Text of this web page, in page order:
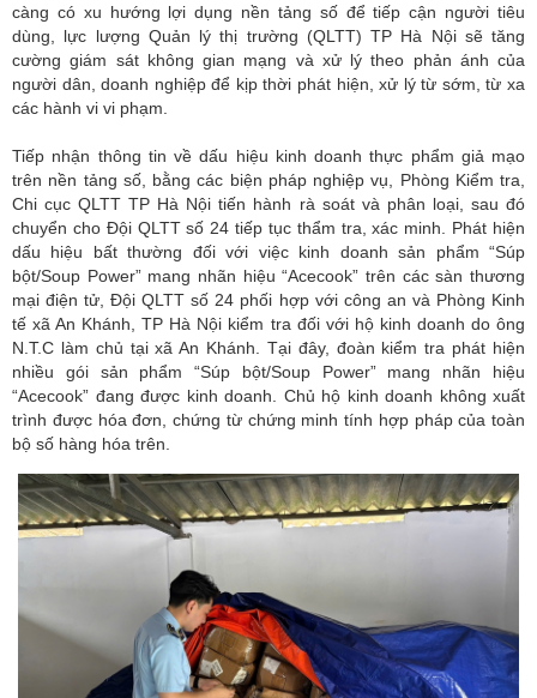
càng có xu hướng lợi dụng nền tảng số để tiếp cận người tiêu
dùng, lực lượng Quản lý thị trường (QLTT) TP Hà Nội sẽ tăng
cường giám sát không gian mạng và xử lý theo phản ánh của
người dân, doanh nghiệp để kịp thời phát hiện, xử lý từ sớm, từ xa
các hành vi vi phạm.
Tiếp nhận thông tin về dấu hiệu kinh doanh thực phẩm giả mạo
trên nền tảng số, bằng các biện pháp nghiệp vụ, Phòng Kiểm tra,
Chi cục QLTT TP Hà Nội tiến hành rà soát và phân loại, sau đó
chuyển cho Đội QLTT số 24 tiếp tục thẩm tra, xác minh. Phát hiện
dấu hiệu bất thường đối với việc kinh doanh sản phẩm “Súp
bột/Soup Power” mang nhãn hiệu “Acecook” trên các sàn thương
mại điện tử, Đội QLTT số 24 phối hợp với công an và Phòng Kinh
tế xã An Khánh, TP Hà Nội kiểm tra đối với hộ kinh doanh do ông
N.T.C làm chủ tại xã An Khánh. Tại đây, đoàn kiểm tra phát hiện
nhiều gói sản phẩm “Súp bột/Soup Power” mang nhãn hiệu
“Acecook” đang được kinh doanh. Chủ hộ kinh doanh không xuất
trình được hóa đơn, chứng từ chứng minh tính hợp pháp của toàn
bộ số hàng hóa trên.